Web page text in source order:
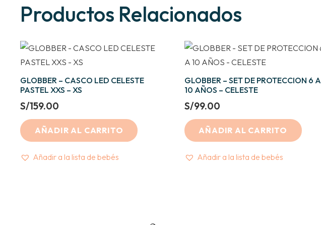
Productos Relacionados
GLOBBER – CASCO LED CELESTE
PASTEL XXS – XS
S/159.00
AÑADIR AL CARRITO
Añadir a la lista de bebés
GLOBBER – SET DE PROTECCION 6 A
10 AÑOS – CELESTE
S/99.00
AÑADIR AL CARRITO
Añadir a la lista de bebés